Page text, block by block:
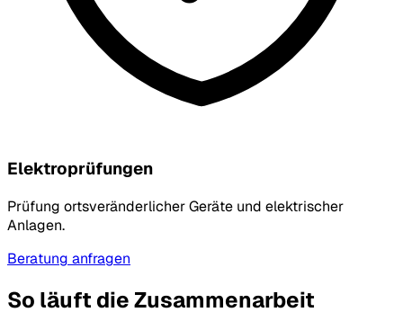
Elektroprüfungen
Prüfung ortsveränderlicher Geräte und elektrischer
Anlagen.
Beratung anfragen
So läuft die Zusammenarbeit